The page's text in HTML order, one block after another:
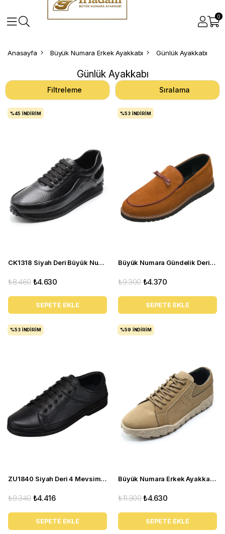
0
Anasayfa Büyük Numara Erkek Ayakkabı Günlük Ayakkabı
Günlük Ayakkabı
Filtreleme Sıralama
CK1318 Siyah Deri Büyük Numara Erkek Spor Ayakkabı
₺4.630
₺8.460
SEPETE EKLE
%45 İNDIRIM
Büyük Numara Gündelik Deri Süet Erkek Ayakkabı - Utkan24 Tarçın
₺4.370
₺9.300
SEPETE EKLE
%53 İNDIRIM
ZU1840 Siyah Deri 4 Mevsim Büyük Numara Üst Kalite Erkek Ayakkabısı
₺4.416
₺9.340
SEPETE EKLE
%53 İNDIRIM
Büyük Numara Erkek Ayakkabı GOM8013 Kum
₺4.630
₺11.300
SEPETE EKLE
%59 İNDIRIM